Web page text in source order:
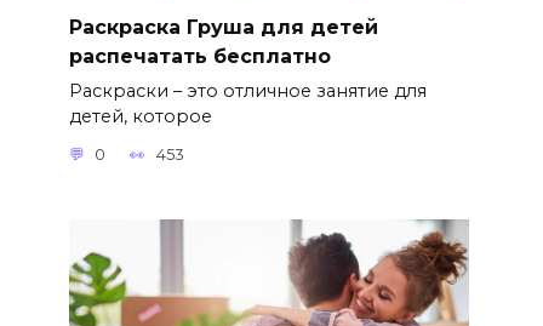
Раскраска Груша для детей
распечатать бесплатно
Раскраски – это отличное занятие для
детей, которое
0 453